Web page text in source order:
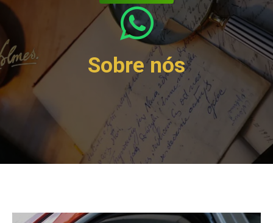

Sobre nós